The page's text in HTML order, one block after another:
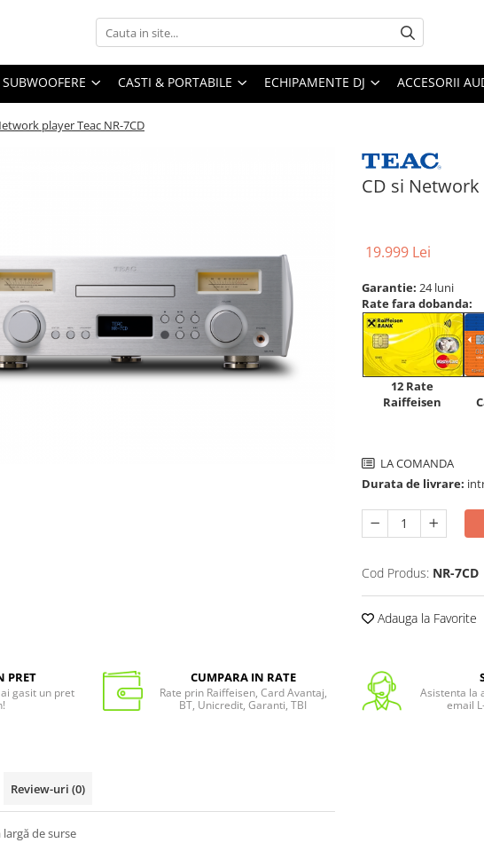
CASTI & PORTABILE ECHIPAMENTE DJ ACCESORII
player Teac NR-7CD
CD si Network
19.999 Lei
Garantie: 24 luni
Rate fara dobanda:
12 Rate
Raiffeisen
LA COMANDA
Durata de livrare:
Cod Produs: NR-7CD
Adauga la Favorite
PRET
gasit un pret
CUMPARA IN RATE
Rate prin Raiffeisen, Card Avantaj,
BT, Unicredit, Garanti, TBI
Asistenta la
email
Review-uri (0)
de surse